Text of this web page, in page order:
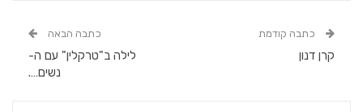
כתבה קודמת
קרן דנון
כתבה הבאה
לילה ב"טרקלין" עם ה-
נשים….